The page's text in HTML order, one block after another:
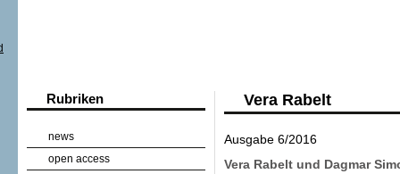
Rubriken
news
open access
Vera Rabelt
Ausgabe 6/2016
Vera Rabelt und Dagmar